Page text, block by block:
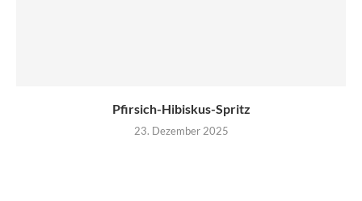
Pfirsich-Hibiskus-Spritz
23. Dezember 2025